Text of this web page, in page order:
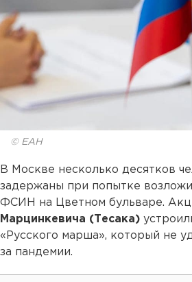
© ЕАН
В Москве несколько десятков
задержаны при попытке
ФСИН на Цветном бульваре.
Марцинкевича (Тесака)
«Русского марша», который не
за пандемии.